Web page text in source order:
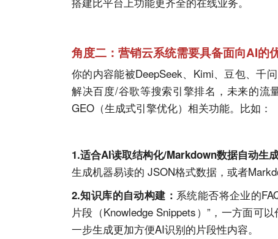
角度二：营销云系统需要具备面向AI的
你的内容能被DeepSeek、Kimi、豆包、千
解决百度/谷歌等搜索引擎排名，未来的流
GEO（生成式引擎优化）相关功能。比如：
1.适合AI读取结构化/Markdown数据自动生
生成机器易读的 JSON格式数据，或者
2.知识库的自动构建： 系统能否将企业的
片段（Knowledge Snippets）”，一方面可
一步生成更加方便AI识别的片段性内容。